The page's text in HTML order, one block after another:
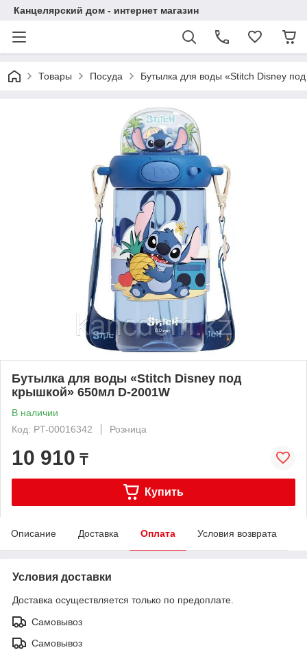
Канцелярский дом - интернет магазин
Товары Посуда Бутылка для воды «Stitch Disney
Бутылка для воды «Stitch Disney под
крышкой» 650мл D-2001W
В наличии
Код: PT-00016342
Розница
10 910 ₸
Купить
Описание Доставка Оплата Условия возврата
Условия доставки
Доставка осуществляется только по предоплате.
Самовывоз
Самовывоз